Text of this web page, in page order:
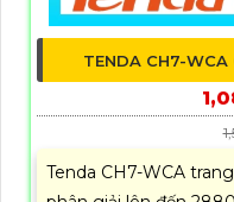
TENDA CH7-WCA
Tenda CH7-WCA